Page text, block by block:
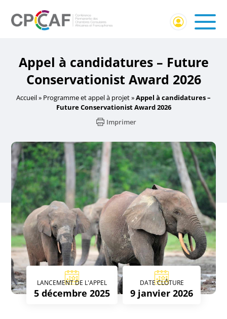
Appel à candidatures – Future
Conservationist Award 2026
Accueil» Programme et appel à projet»Appel à candidatures –
Future Conservationist Award 2026
Imprimer
LANCEMENT DE L'APPEL
5 décembre 2025
DATE CLÔTURE
9 janvier 2026